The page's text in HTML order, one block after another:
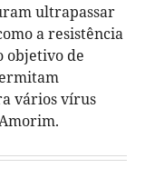
ultrapassar
a resistência
objetivo de
vários vírus